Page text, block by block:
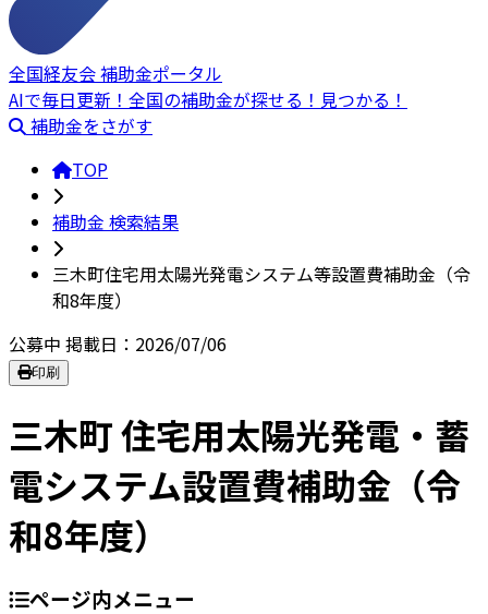
全国経友会 補助金ポータル
AIで毎日更新！全国の補助金が探せる！見つかる！
補助金をさがす
TOP
補助金 検索結果
三木町住宅用太陽光発電システム等設置費補助金（令
和8年度）
公募中 掲載日：2026/07/06
印刷
三木町 住宅用太陽光発電・蓄
電システム設置費補助金（令
和8年度）
ページ内メニュー